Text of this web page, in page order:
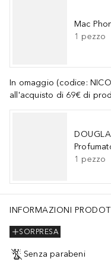
Mac
1 pezzo
In omaggio (codice:
all'acquisto di 69€ di
1 pezzo
INFORMAZIONI
SORPRESA
Senza parabeni